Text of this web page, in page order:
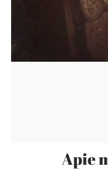
Apie